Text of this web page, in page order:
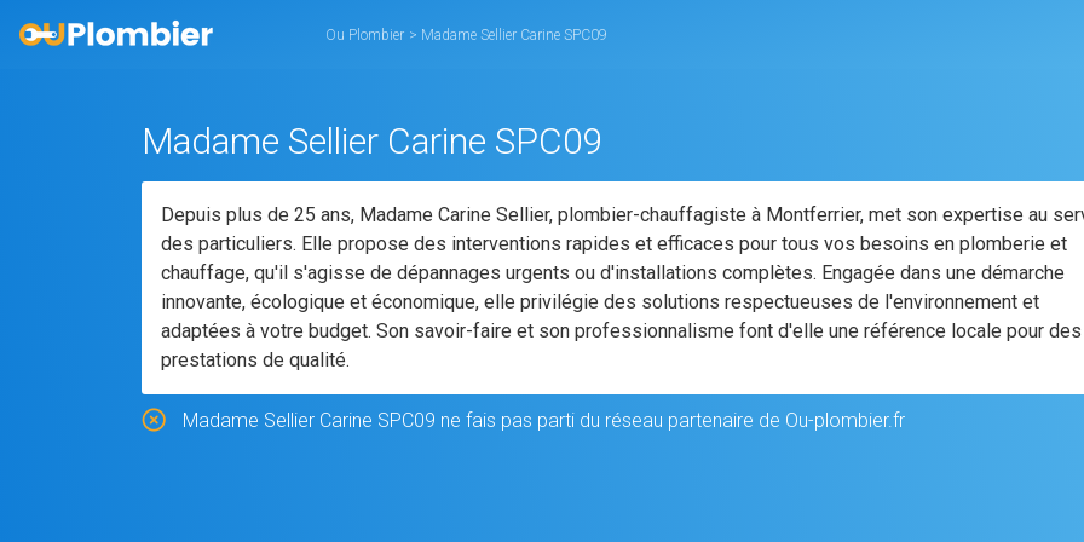
Ou Plombier > Madame Sellier Carine SPC09
Madame Sellier Carine SPC09
Depuis plus de 25 ans, Madame Carine Sellier, plombier-chauffagiste à Montferrier, met son expertise au
des particuliers. Elle propose des interventions rapides et efficaces pour tous vos besoins en plomberie et
chauffage, qu'il s'agisse de dépannages urgents ou d'installations complètes. Engagée dans une démarche
innovante, écologique et économique, elle privilégie des solutions respectueuses de l'environnement et
adaptées à votre budget. Son savoir-faire et son professionnalisme font d'elle une référence locale pour des
prestations de qualité.
Madame Sellier Carine SPC09 ne fais pas parti du réseau partenaire de Ou-plombier.fr